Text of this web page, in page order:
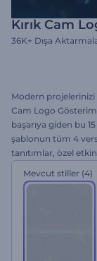
Kırık Cam
36K+ Dışa
Modern projelerinizi
Cam Logo
başarıya giden bu
şablonun tüm 4
tanıtımlar, özel
render tuşuna
Mevcut stiller (4)